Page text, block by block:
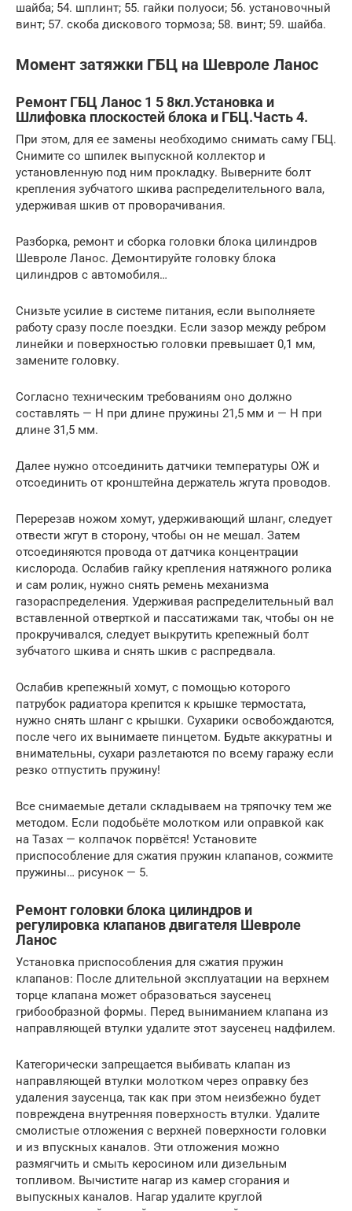
шайба; 54. шплинт; 55. гайки полуоси; 56. установочный
винт; 57. скоба дискового тормоза; 58. винт; 59. шайба.
Момент затяжки ГБЦ на Шевроле Ланос
Ремонт ГБЦ Ланос 1 5 8кл.Установка и
Шлифовка плоскостей блока и ГБЦ.Часть 4.
При этом, для ее замены необходимо снимать саму ГБЦ.
Снимите со шпилек выпускной коллектор и
установленную под ним прокладку. Выверните болт
крепления зубчатого шкива распределительного вала,
удерживая шкив от проворачивания.
Разборка, ремонт и сборка головки блока цилиндров
Шевроле Ланос. Демонтируйте головку блока
цилиндров с автомобиля…
Снизьте усилие в системе питания, если выполняете
работу сразу после поездки. Если зазор между ребром
линейки и поверхностью головки превышает 0,1 мм,
замените головку.
Согласно техническим требованиям оно должно
составлять — Н при длине пружины 21,5 мм и — Н при
длине 31,5 мм.
Далее нужно отсоединить датчики температуры ОЖ и
отсоединить от кронштейна держатель жгута проводов.
Перерезав ножом хомут, удерживающий шланг, следует
отвести жгут в сторону, чтобы он не мешал. Затем
отсоединяются провода от датчика концентрации
кислорода. Ослабив гайку крепления натяжного ролика
и сам ролик, нужно снять ремень механизма
газораспределения. Удерживая распределительный вал
вставленной отверткой и пассатижами так, чтобы он не
прокручивался, следует выкрутить крепежный болт
зубчатого шкива и снять шкив с распредвала.
Ослабив крепежный хомут, с помощью которого
патрубок радиатора крепится к крышке термостата,
нужно снять шланг с крышки. Сухарики освобождаются,
после чего их вынимаете пинцетом. Будьте аккуратны и
внимательны, сухари разлетаются по всему гаражу если
резко отпустить пружину!
Все снимаемые детали складываем на тряпочку тем же
методом. Если подобьёте молотком или оправкой как
на Тазах — колпачок порвётся! Установите
приспособление для сжатия пружин клапанов, сожмите
пружины… рисунок — 5.
Ремонт головки блока цилиндров и
регулировка клапанов двигателя Шевроле
Ланос
Установка приспособления для сжатия пружин
клапанов: После длительной эксплуатации на верхнем
торце клапана может образоваться заусенец
грибообразной формы. Перед выниманием клапана из
направляющей втулки удалите этот заусенец надфилем.
Категорически запрещается выбивать клапан из
направляющей втулки молотком через оправку без
удаления заусенца, так как при этом неизбежно будет
повреждена внутренняя поверхность втулки. Удалите
смолистые отложения с верхней поверхности головки
и из впускных каналов. Эти отложения можно
размягчить и смыть керосином или дизельным
топливом. Вычистите нагар из камер сгорания и
выпускных каналов. Нагар удалите круглой